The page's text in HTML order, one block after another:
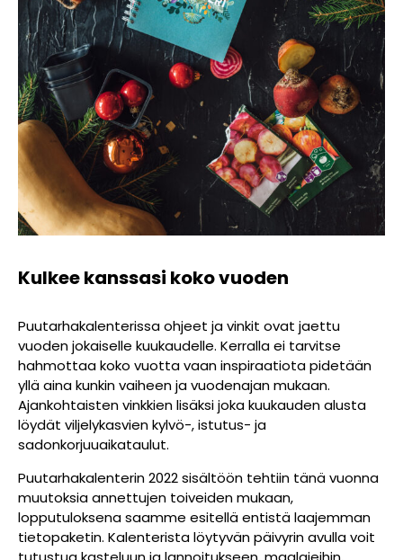
Kulkee kanssasi koko vuoden
Puutarhakalenterissa ohjeet ja vinkit ovat jaettu
vuoden jokaiselle kuukaudelle. Kerralla ei tarvitse
hahmottaa koko vuotta vaan inspiraatiota pidetään
yllä aina kunkin vaiheen ja vuodenajan mukaan.
Ajankohtaisten vinkkien lisäksi joka kuukauden alusta
löydät viljelykasvien kylvö-, istutus- ja
sadonkorjuuaikataulut.
Puutarhakalenterin 2022 sisältöön tehtiin tänä vuonna
muutoksia annettujen toiveiden mukaan,
lopputuloksena saamme esitellä entistä laajemman
tietopaketin. Kalenterista löytyvän päivyrin avulla voit